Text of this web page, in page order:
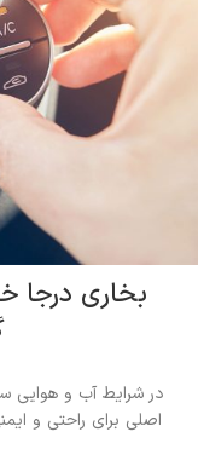
بخاری درجا
در شرایط آب و هوایی
اصلی برای راحتی و